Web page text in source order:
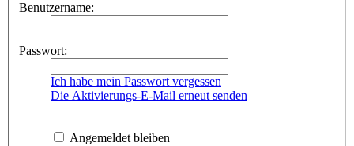
Benutzername:
Passwort:
Ich habe mein Passwort vergessen
Die Aktivierungs-E-Mail erneut senden
Angemeldet bleiben